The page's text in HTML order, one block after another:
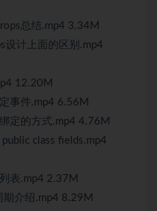
总结.mp4 3.34M
设计上面的区别.mp4
12.20M
事件.mp4 6.56M
定的方式.mp4 4.76M
class fields.mp4
表.mp4 2.37M
介绍.mp4 8.29M